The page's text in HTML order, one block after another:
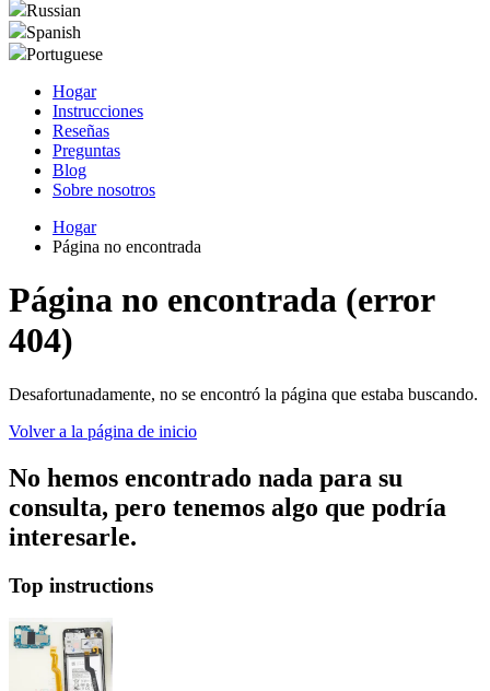
Russian
Spanish
Portuguese
Hogar
Instrucciones
Reseñas
Preguntas
Blog
Sobre nosotros
Hogar
Página no encontrada
Página no encontrada (error
404)
Desafortunadamente, no se encontró la página que estaba buscando.
Volver a la página de inicio
No hemos encontrado nada para su
consulta, pero tenemos algo que podría
interesarle.
Top instructions